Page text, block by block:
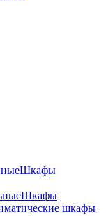
Шкафы
Шкафы